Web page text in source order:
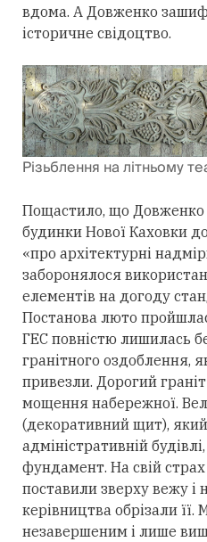
вдома. А Довженко
історичне свідоцтво.
Різьблення на літньому
Пощастило, що Довженко
будинки Нової Каховки
«про архітектурні
заборонялося
елементів на догоду
Постанова люто
ГЕС повністю лишилась
гранітного оздоблення,
привезли. Дорогий
мощення набережної.
(декоративний щит),
адміністративній
фундамент. На свій страх
поставили зверху вежу і
керівництва обрізали її.
незавершеним і лише